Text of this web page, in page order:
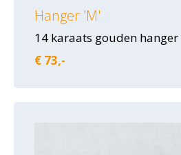
Hanger 'M'
14 karaats gouden hanger
€ 73,-